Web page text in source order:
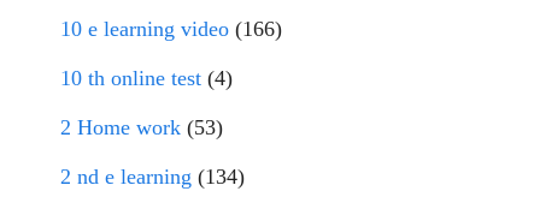
10 e learning video (166)
10 th online test (4)
2 Home work (53)
2 nd e learning (134)